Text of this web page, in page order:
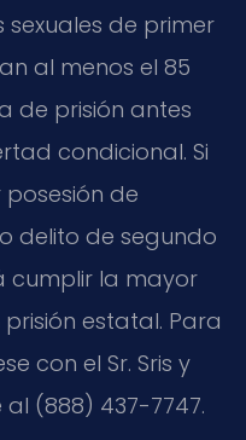
sexuales de primer
al menos el 85
de prisión antes
condicional. Si
de
delito de segundo
cumplir la mayor
estatal. Para
con el Sr. Sris y
(888) 437-7747.